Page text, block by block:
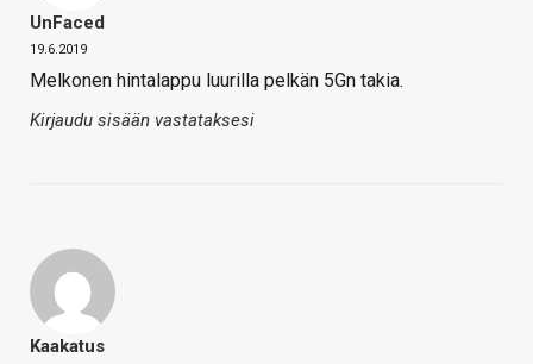
UnFaced
19.6.2019
Melkonen hintalappu luurilla pelkän 5Gn takia.
Kirjaudu sisään vastataksesi
Kaakatus